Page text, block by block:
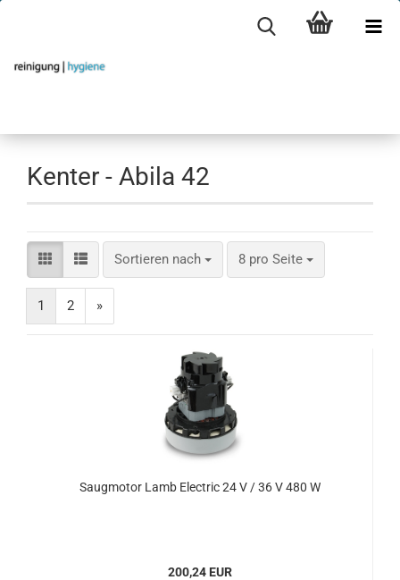
Kenter - Abila 42
Sortieren nach
Sortieren nach 8 pro Seite
pro Seite
1 2 »
Saugmotor Lamb Electric 24 V / 36 V 480 W
200,24 EUR